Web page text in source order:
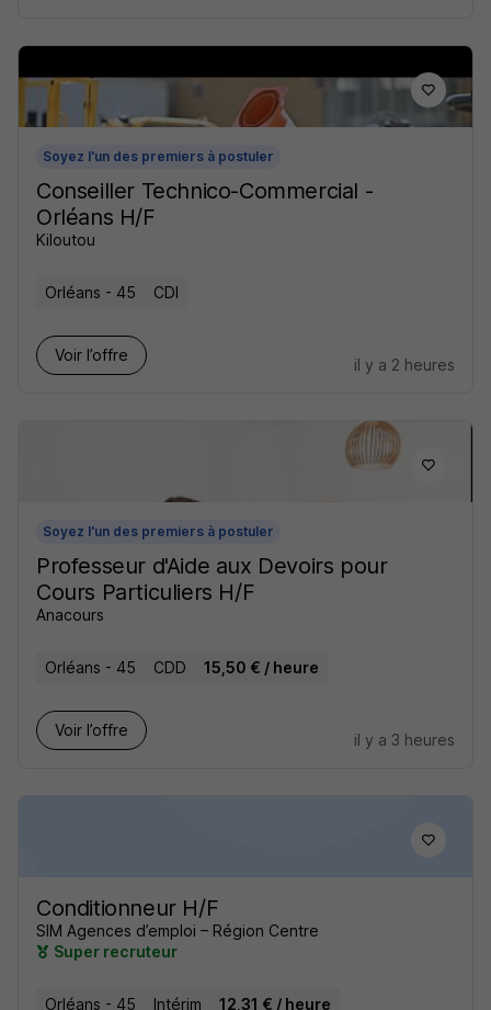
Soyez l'un des premiers à postuler
Conseiller Technico-Commercial -
Orléans H/F
Kiloutou
Orléans - 45 CDI
Voir l’offre
il y a 2 heures
Soyez l'un des premiers à postuler
Professeur d'Aide aux Devoirs pour
Cours Particuliers H/F
Anacours
Orléans - 45 CDD 15,50 € / heure
Voir l’offre
il y a 3 heures
Conditionneur H/F
SIM Agences d’emploi – Région Centre
Super recruteur
Orléans - 45 Intérim 12,31 € / heure